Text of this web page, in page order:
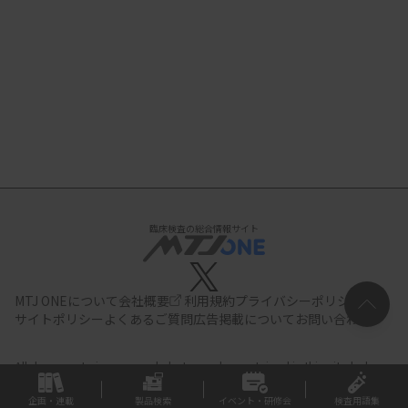
臨床検査の総合情報サイト
MTJ ONEについて会社概要 利用規約プライバシーポリシー
サイトポリシー よくあるご質問広告掲載について お問い合わせ
All documents,images and photographs contained in this site belong
to JIHO,Inc.
Use of these documents, images and photographs is
strictly prohibited.Copyright (C) JIHO,Inc.
企画・連載 製品検索 イベント・研修会 検査用語集